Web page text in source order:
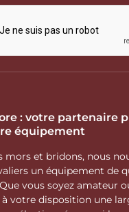
: votre partenaire
équipement
mors et bridons, nous
un équipement de
vous soyez amateur
votre disposition une